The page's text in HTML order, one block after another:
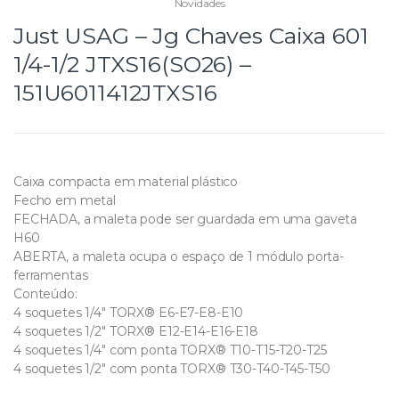
Novidades
Just USAG – Jg Chaves Caixa 601
1/4-1/2 JTXS16(SO26) –
151U6011412JTXS16
Caixa compacta em material plástico
Fecho em metal
FECHADA, a maleta pode ser guardada em uma gaveta
H60
ABERTA, a maleta ocupa o espaço de 1 módulo porta-
ferramentas
Conteúdo:
4 soquetes 1/4″ TORX® E6-E7-E8-E10
4 soquetes 1/2″ TORX® E12-E14-E16-E18
4 soquetes 1/4″ com ponta TORX® T10-T15-T20-T25
4 soquetes 1/2″ com ponta TORX® T30-T40-T45-T50